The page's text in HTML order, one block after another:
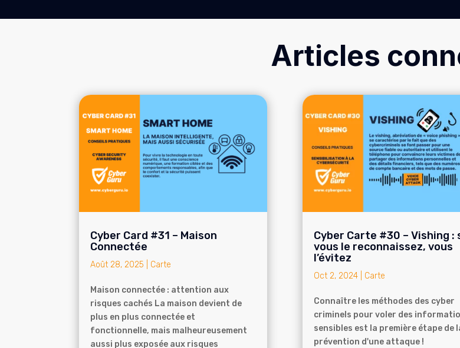
Articles
Cyber Card #31 – Maison
Connectée
Août 28, 2025 Carte
Maison connectée : attention aux
risques cachés La maison devient de
plus en plus connectée et
fonctionnelle, mais malheureusement
aussi plus exposée aux risques
Cyber Carte #30 – Vishing :
vous le reconnaissez, vous
l’évitez
Oct 2, 2024| Carte
Connaître les méthodes des cyber
criminels pour voler des
sensibles est la première étape de
prévention d'une attaque !